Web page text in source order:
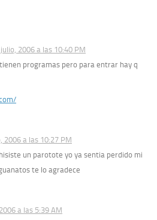
2006 a las 10:40 PM
programas pero para entrar hay q
2006 a las 10:27 PM
un parotote yo ya sentia perdido mi
te lo agradece
a las 5:39 AM